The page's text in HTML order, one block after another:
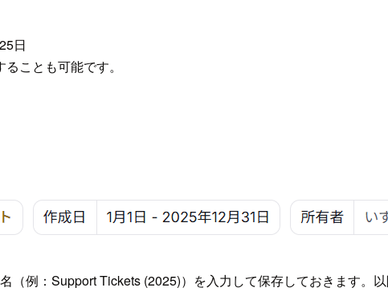
日
ことも可能です。
（例：Support Tickets (2025)）を入力して保存しておきます。